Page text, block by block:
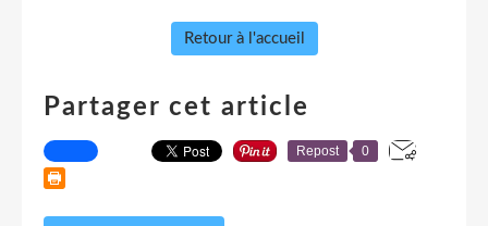
Retour à l'accueil
Partager cet article
Repost 0